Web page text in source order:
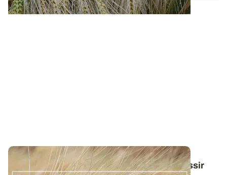
Conduite du blé dur : des guides pour réussir